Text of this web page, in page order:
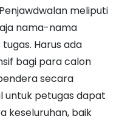
meliputi
nama-nama
Harus ada
bagi para calon
secara
untuk petugas dapat
keseluruhan, baik